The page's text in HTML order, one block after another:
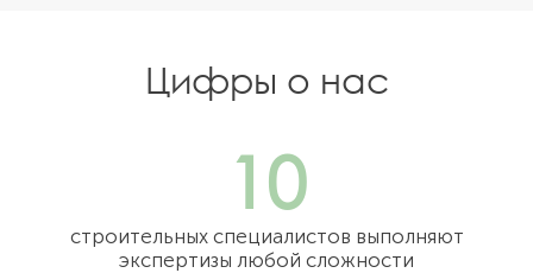
Цифры о нас
10
строительных специалистов выполняют
экспертизы любой сложности